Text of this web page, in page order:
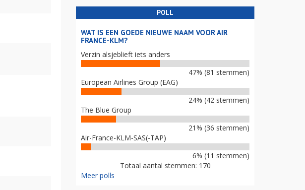
POLL
WAT IS EEN GOEDE NIEUWE NAAM VOOR AIR
FRANCE-KLM?
Verzin alsjeblieft iets anders
47% (81 stemmen)
European Airlines Group (EAG)
24% (42 stemmen)
The Blue Group
21% (36 stemmen)
Air-France-KLM-SAS(-TAP)
6% (11 stemmen)
Totaal aantal stemmen: 170
Meer polls